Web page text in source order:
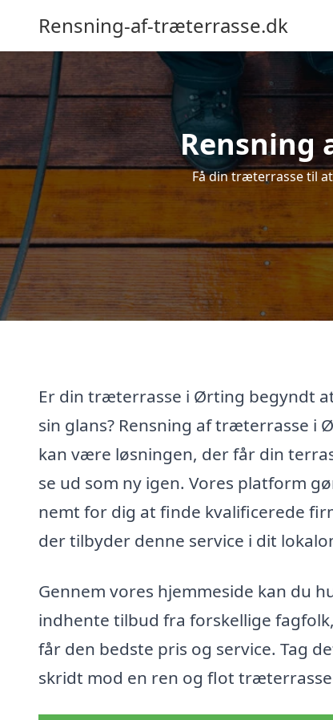
Rensning-af-træterrasse.dk
Få din træterrasse til
Er din træterrasse i Ørting begyndt
sin glans? Rensning af træterrasse i
kan være løsningen, der får din
se ud som ny igen. Vores platform
nemt for dig at finde kvalificerede
der tilbyder denne service i dit
Gennem vores hjemmeside kan du
indhente tilbud fra forskellige
får den bedste pris og service. Tag
skridt mod en ren og flot træterrasse